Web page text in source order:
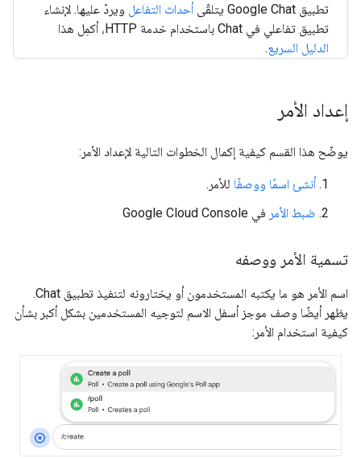
تطبيق Google Chat يتلقّى أحداث التفاعل ويردّ عليها. لإنشاء
تطبيق تفاعلي في Chat باستخدام خدمة HTTP، أكمِل هذا
الدليل السريع.
إعداد الأمر
يوضّح هذا القسم كيفية إكمال الخطوات التالية لإعداد الأمر:
أنشئ اسمًا ووصفًا للأمر.
ضبط الأمر في Google Cloud Console
تسمية الأمر ووصفه
اسم الأمر هو ما يكتبه المستخدمون أو يختارونه لتنفيذ تطبيق Chat.
يظهر أيضًا وصف موجز أسفل الاسم لتوجيه المستخدمين بشكل أكبر بشأن
كيفية استخدام الأمر: